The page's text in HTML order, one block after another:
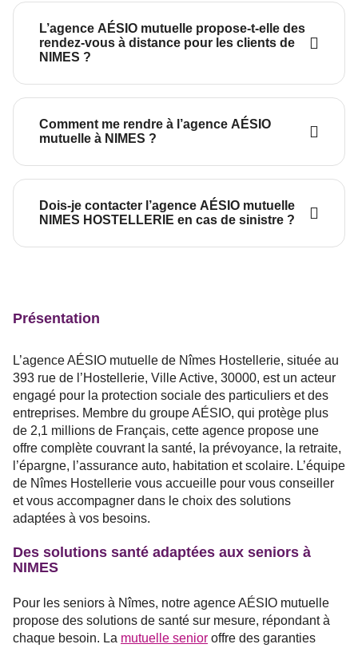
L’agence AÉSIO mutuelle propose-t-elle des
rendez-vous à distance pour les clients de
NIMES ?
Comment me rendre à l’agence AÉSIO
mutuelle à NIMES ?
Dois-je contacter l’agence AÉSIO mutuelle
NIMES HOSTELLERIE en cas de sinistre ?
Présentation
L’agence AÉSIO mutuelle de Nîmes Hostellerie, située au
393 rue de l’Hostellerie, Ville Active, 30000, est un acteur
engagé pour la protection sociale des particuliers et des
entreprises. Membre du groupe AÉSIO, qui protège plus
de 2,1 millions de Français, cette agence propose une
offre complète couvrant la santé, la prévoyance, la retraite,
l’épargne, l’assurance auto, habitation et scolaire. L’équipe
de Nîmes Hostellerie vous accueille pour vous conseiller
et vous accompagner dans le choix des solutions
adaptées à vos besoins.
Des solutions santé adaptées aux seniors à
NIMES
Pour les seniors à Nîmes, notre agence AÉSIO mutuelle
propose des solutions de santé sur mesure, répondant à
chaque besoin. La mutuelle senior offre des garanties